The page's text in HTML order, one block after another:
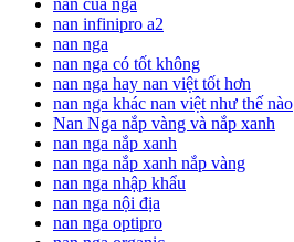
nan của nga
nan infinipro a2
nan nga
nan nga có tốt không
nan nga hay nan việt tốt hơn
nan nga khác nan việt như thế nào
Nan Nga nắp vàng và nắp xanh
nan nga nắp xanh
nan nga nắp xanh nắp vàng
nan nga nhập khẩu
nan nga nội địa
nan nga optipro